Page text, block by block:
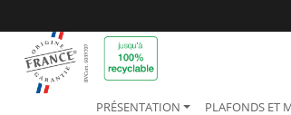
PRÉSENTATION PLAFONDS ET